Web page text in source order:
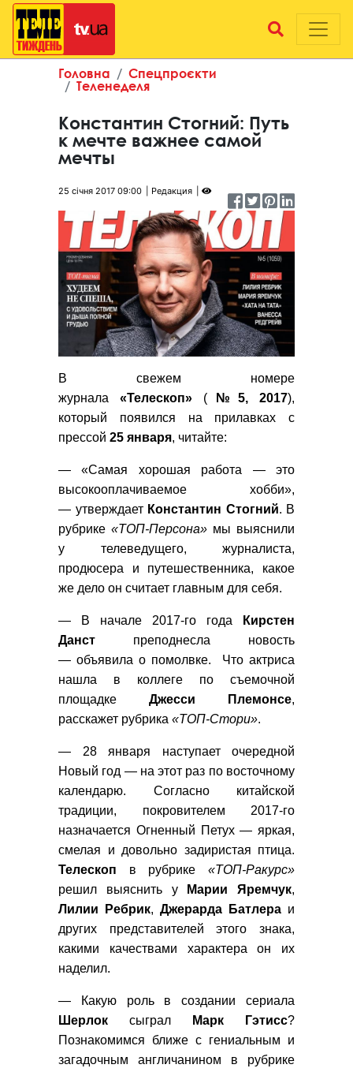
Головна
Спецпроєкти
Теленеделя
Константин Стогний: Путь
к мечте важнее самой
мечты
25 січня 2017 09:00 Редакция
В свежем номере
журнала«Телескоп» ( №5, 2017),
который появился на прилавках с
прессой 25 января, читайте:
— «Самая хорошая работа — это
высокооплачиваемое хобби»,
— утверждает Константин Стогний. В
рубрике «ТОП-Персона» мы выяснили
у телеведущего, журналиста,
продюсера и путешественника, какое
же дело он считает главным для себя.
— В начале 2017-го года
Кирстен
Данст преподнесла новость
— объявила о помолвке. Что актриса
нашла в коллеге по съемочной
площадке Джесси Племонсе,
расскажет рубрика «ТОП-Стори».
— 28 января наступает очередной
Новый год — на этот раз по восточному
календарю. Согласно китайской
традиции, покровителем 2017-го
назначается Огненный Петух — яркая,
смелая и довольно задиристая птица.
Телескоп в рубрике «ТОП-Ракурс»
решил выяснить у
Марии Яремчук,
Лилии
Ребрик, Джерарда Батлера и
других представителей этого знака,
какими качествами характера он их
наделил.
— Какую роль в создании сериала
Шерлок сыграл Марк Гэтисс?
Познакомимся ближе с гениальным и
загадочным англичанином в рубрике